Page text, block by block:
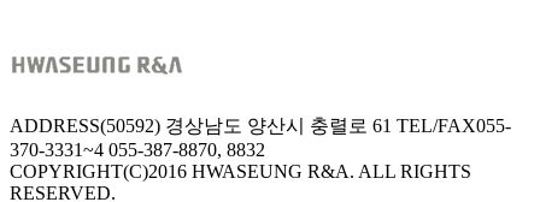
ADDRESS(50592) 경상남도 양산시 충렬로 61 TEL/FAX055-
370-3331~4 055-387-8870, 8832
COPYRIGHT(C)2016 HWASEUNG R&A. ALL RIGHTS
RESERVED.